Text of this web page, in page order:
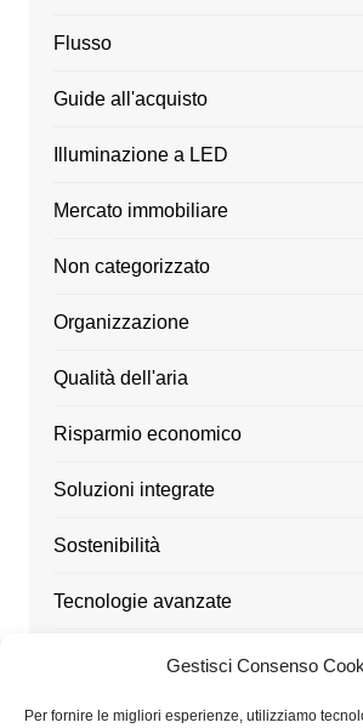
Gestisci Consenso
Per fornire le migliori esperienze, utilizziamo
Flusso
Guide all'acquisto
Illuminazione a LED
Mercato immobiliare
Non categorizzato
Organizzazione
Qualità dell'aria
Risparmio economico
Soluzioni integrate
Sostenibilità
Tecnologie avanzate
Utensili